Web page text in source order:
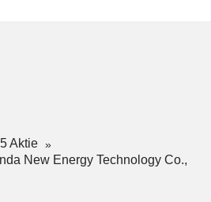
Aktie
New Energy Technology Co.,